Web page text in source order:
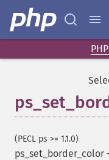
(PECL ps >= 1.1.0)
ps_set_border_color